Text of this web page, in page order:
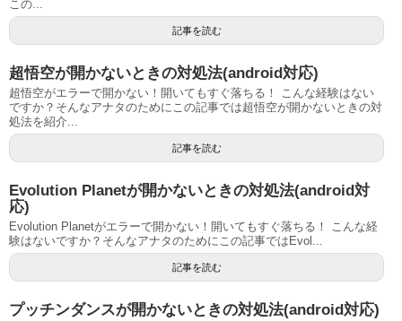
この...
記事を読む
超悟空が開かないときの対処法(android対応)
超悟空がエラーで開かない！開いてもすぐ落ちる！ こんな経験はない
ですか？そんなアナタのためにこの記事では超悟空が開かないときの対
処法を紹介...
記事を読む
Evolution Planetが開かないときの対処法(android対
応)
Evolution Planetがエラーで開かない！開いてもすぐ落ちる！ こんな経
験はないですか？そんなアナタのためにこの記事ではEvol...
記事を読む
プッチンダンスが開かないときの対処法(android対応)